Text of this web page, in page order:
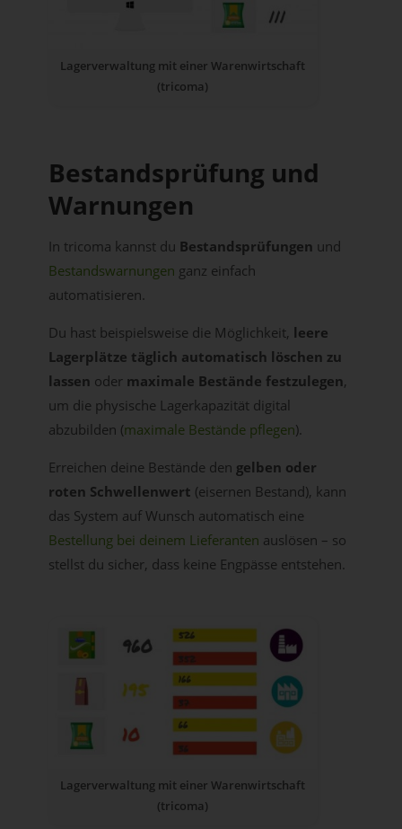
Lagerverwaltung mit einer Warenwirtschaft
(tricoma)
Bestandsprüfung und
Warnungen
In tricoma kannst du Bestandsprüfungen und
Bestandswarnungen ganz einfach
automatisieren.
Du hast beispielsweise die Möglichkeit, leere
Lagerplätze täglich automatisch löschen zu
lassen oder maximale Bestände festzulegen,
um die physische Lagerkapazität digital
abzubilden (maximale Bestände pflegen).
Erreichen deine Bestände den gelben oder
roten Schwellenwert (eisernen Bestand), kann
das System auf Wunsch automatisch eine
Bestellung bei deinem Lieferanten auslösen – so
stellst du sicher, dass keine Engpässe entstehen.
Lagerverwaltung mit einer Warenwirtschaft
(tricoma)